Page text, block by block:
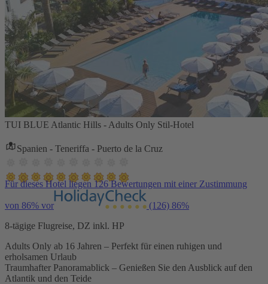
TUI BLUE Atlantic Hills - Adults Only Stil-Hotel
Spanien - Teneriffa - Puerto de la Cruz
Für dieses Hotel liegen 126 Bewertungen mit einer Zustimmung
von 86% vor (126) 86%
8-tägige Flugreise, DZ inkl. HP
Adults Only ab 16 Jahren – Perfekt für einen ruhigen und
erholsamen Urlaub
Traumhafter Panoramablick – Genießen Sie den Ausblick auf den
Atlantik und den Teide